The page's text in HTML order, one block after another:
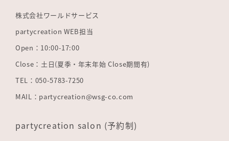
株式会社ワールドサービス
partycreation WEB担当
Open：10:00-17:00
Close：土日(夏季・年末年始 Close期間有)
TEL：050-5783-7250
MAIL：partycreation@wsg-co.com
partycreation salon (予約制)